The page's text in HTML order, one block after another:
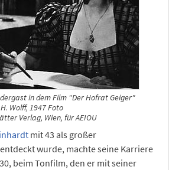
in dem Film "Der Hofrat Geiger"
Wolff, 1947 Foto
Verlag, Wien, für AEIOU
mit 43 als großer
wurde, machte seine Karriere
beim Tonfilm, den er mit seiner